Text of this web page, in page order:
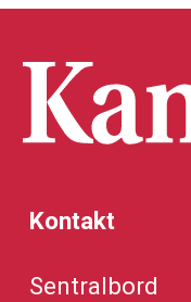
Kontakt
Sentralbord